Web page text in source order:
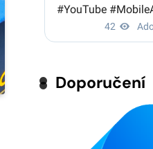
Doporučení